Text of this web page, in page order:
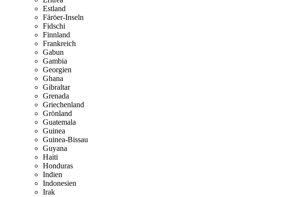
Estland
Färöer-Inseln
Fidschi
Finnland
Frankreich
Gabun
Gambia
Georgien
Ghana
Gibraltar
Grenada
Griechenland
Grönland
Guatemala
Guinea
Guinea-Bissau
Guyana
Haiti
Honduras
Indien
Indonesien
Irak